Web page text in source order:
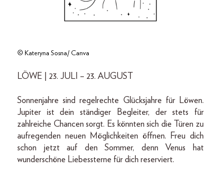
© Kateryna Sosna/ Canva
LÖWE | 23. JULI – 23. AUGUST
Sonnenjahre sind regelrechte Glücksjahre für Löwen.
Jupiter ist dein ständiger Begleiter, der stets für
zahlreiche Chancen sorgt. Es könnten sich die Türen zu
aufregenden neuen Möglichkeiten öffnen. Freu dich
schon jetzt auf den Sommer, denn Venus hat
wunderschöne Liebessterne für dich reserviert.